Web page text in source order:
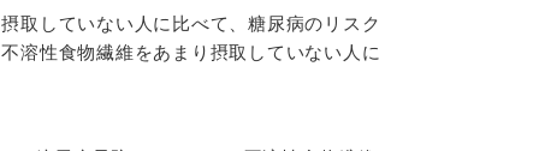
取していない人に比べて、糖尿病のリスク
溶性食物繊維をあまり摂取していない人に